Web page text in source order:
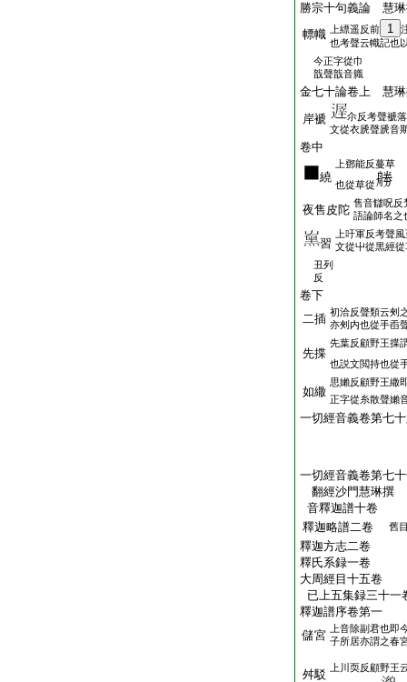
勝宗十句義論 慧
幖幟
上縹遥反前 1
也考聲云幟記也
今正字從巾
戠聲戠音軄
金七十論卷上 慧
岸褫
尒反考聲褫
文從衣虒聲虒音
卷中
繞
上鄧能反蔓草
也從草從
夜售皮陀 售音讎呪反
語論師名之
習
上吁軍反考聲
文從屮從黒經
丑列
反
卷下
二插 初洽反聲類云㓨
亦㓨内也從手臿
先揲
先葉反顧野王揲
也説文閲持也從
如繖
思嬾反顧野王繖
正字從糸散聲嬾
一切經音義卷第七
一切經音義卷第七
翻經沙門慧琳撰
音釋迦譜十卷
釋迦略譜二卷
舊
釋迦方志二卷
釋氏系録一卷
大周經目十五卷
已上五集録三十一
釋迦譜序卷第一
儲宮
上音除副君也即
子所居亦謂之春
舛駁
上川耎反顧野王